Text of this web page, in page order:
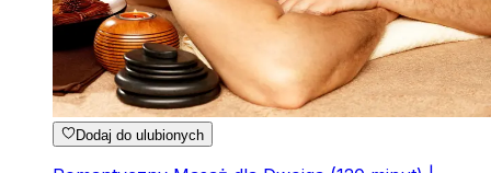
Dodaj do ulubionych